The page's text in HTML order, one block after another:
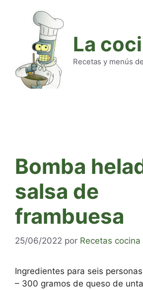
La
Recetas y menús
Bomba
salsa de
frambuesa
25/06/2022 por Recetas cocina
Ingredientes para seis
– 300 gramos de queso de